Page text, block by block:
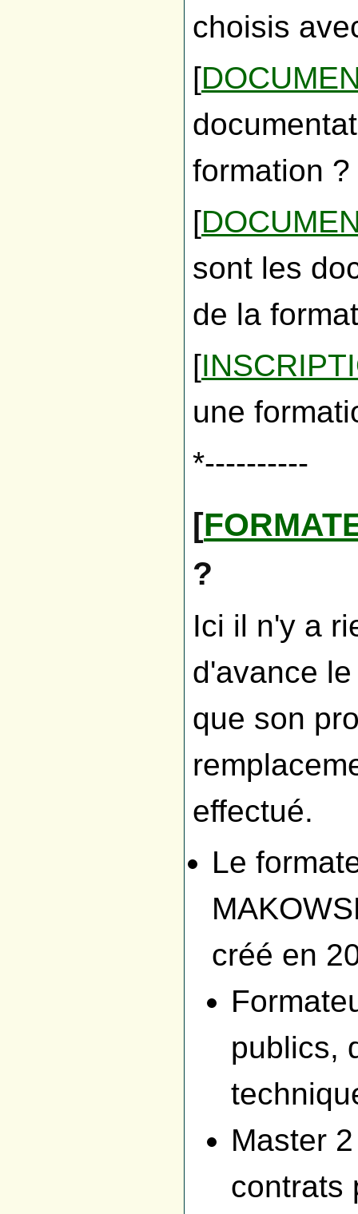
choisis
[
formation ?
[
sont les
de la
[
une
*----------
[
?
Ici il n'y a
d'avance
que son
effectué.
Le
créé en
publics,
Master
contrats